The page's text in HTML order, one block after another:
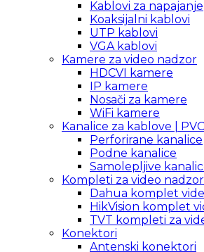
Kablovi za napajanje
Koaksijalni kablovi
UTP kablovi
VGA kablovi
Kamere za video nadzor
HDCVI kamere
IP kamere
Nosači za kamere
WiFi kamere
Kanalice za kablove |
Perforirane kanalice
Podne kanalice
Samolepljive
Kompleti za video nadzor
Dahua komplet
HikVision komplet
TVT kompleti za
Konektori
Antenski konektori